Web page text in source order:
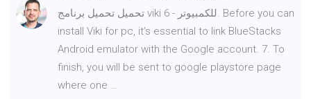
تحميل تحميل برنامج viki للكمبيوتر - 6. Before you can
install Viki for pc, it’s essential to link BlueStacks
Android emulator with the Google account. 7. To
finish, you will be sent to google playstore page
where one …